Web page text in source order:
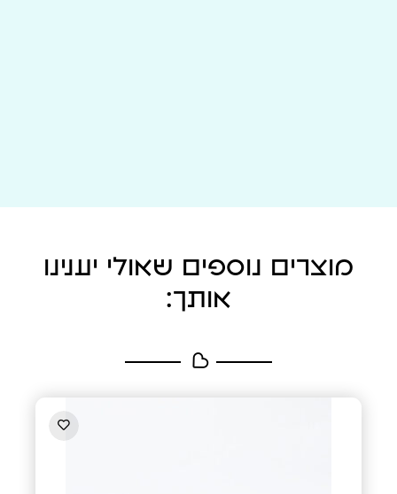
מוצרים נוספים שאולי יענינו
אותך: